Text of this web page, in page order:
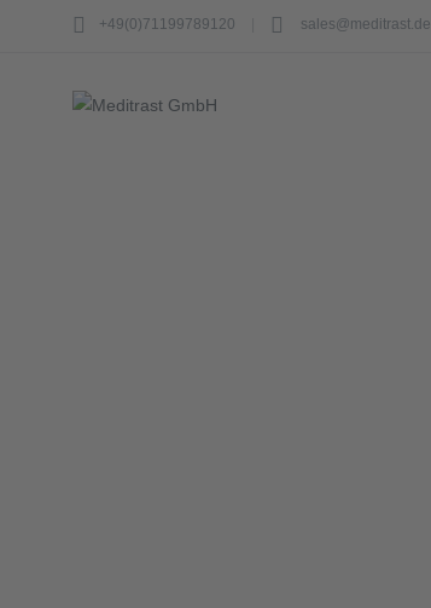
+49(0)71199789120 sales@meditrast.de